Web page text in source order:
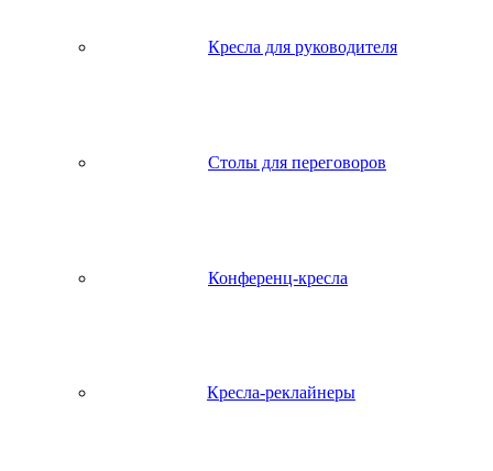
Кресла для руководителя
Столы для переговоров
Конференц-кресла
Кресла-реклайнеры